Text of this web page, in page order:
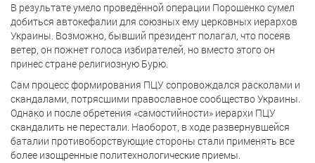
В результате умело проведённой операции Порошенко сумел
добиться автокефалии для союзных ему церковных иерархов
Украины. Возможно, бывший президент полагал, что посеяв
ветер, он пожнет голоса избирателей, но вместо этого он
принес стране религиозную Бурю.
Сам процесс формирования ПЦУ сопровождался расколами и
скандалами, потрясшими православное сообщество Украины.
Однако и после обретения «самостийности» иерархи ПЦУ
скандалить не перестали. Наоборот, в ходе развернувшейся
баталии противоборствующие стороны стали применять все
более изощренные политехнологические приемы.